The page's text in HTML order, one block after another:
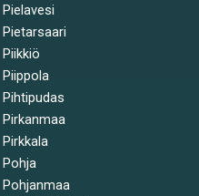
Pielavesi
Pietarsaari
Piikkiö
Piippola
Pihtipudas
Pirkanmaa
Pirkkala
Pohja
Pohjanmaa